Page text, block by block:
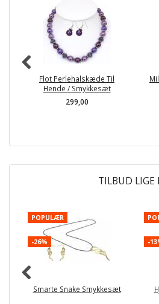
Flot Perlehalskæde Til
Hende / Smykkesæt
299,00
TILBUD LIGE
POPULÆR
-26%
Smarte Snake Smykkesæt
-